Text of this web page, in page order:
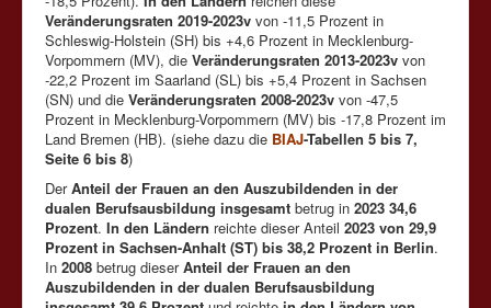
Veränderungsraten 2019-2023v von -11,5 Prozent in
Schleswig-Holstein (SH) bis +4,6 Prozent in Mecklenburg-
Vorpommern (MV), die Veränderungsraten 2013-2023v von
-22,2 Prozent im Saarland (SL) bis +5,4 Prozent in Sachsen
(SN) und die Veränderungsraten 2008-2023v von -47,5
Prozent in Mecklenburg-Vorpommern (MV) bis -17,8 Prozent im
Land Bremen (HB). (siehe dazu die BIAJ-Tabellen 5 bis 7,
Seite 6 bis 8)
DerAnteil der Frauen an den Auszubildenden in der
dualen Berufsausbildung insgesamt betrug in 2023 34,6
Prozent. In den Ländern reichte dieser Anteil 2023 von 29,9
Prozent in Sachsen-Anhalt (ST) bis 38,2 Prozent in Berlin.
In 2008 betrug dieserAnteil der Frauen an den
Auszubildenden in der dualen Berufsausbildung